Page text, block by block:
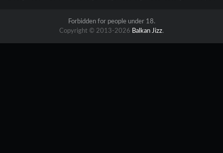
Forbidden for people under 18.
Copyright © 2013-2026 Balkan Jizz.